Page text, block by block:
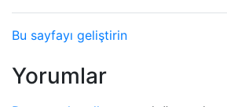
Bu sayfayı geliştirin
Yorumlar